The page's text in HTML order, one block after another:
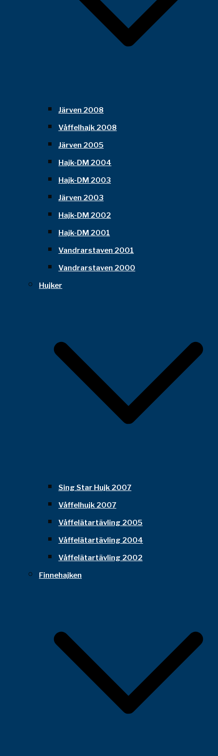
Järven 2008
Våffelhajk 2008
Järven 2005
Hajk-DM 2004
Hajk-DM 2003
Järven 2003
Hajk-DM 2002
Hajk-DM 2001
Vandrarstaven 2001
Vandrarstaven 2000
Hujker
Sing Star Hujk 2007
Våffelhujk 2007
Våffelätartävling 2005
Våffelätartävling 2004
Våffelätartävling 2002
Finnehajken